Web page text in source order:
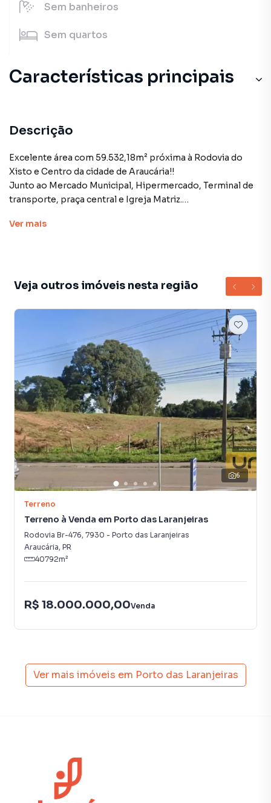
Sem banheiros
Sem quartos
Características principais
Descrição
Excelente área com 59.532,18m² próxima à Rodovia do
Xisto e Centro da cidade de Araucária!!
Junto ao Mercado Municipal, Hipermercado, Terminal de
transporte, praça central e Igreja Matriz.
Consulte-nos!
Ver mais
Veja outros imóveis nesta região
6
Terreno
Terreno à Venda em Porto das Laranjeiras
Rodovia Br-476, 7930 - Porto das Laranjeiras
Araucária, PR
40792m²
R$ 18.000.000,00Venda
Ver mais imóveis em Porto das Laranjeiras